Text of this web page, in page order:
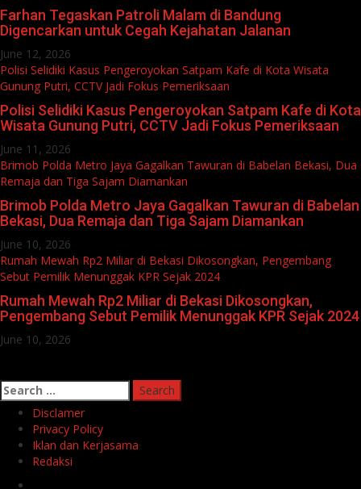
Farhan Tegaskan Patroli Malam di Bandung
Digencarkan untuk Cegah Kejahatan Jalanan
June 12, 2026
Polisi Selidiki Kasus Pengeroyokan Satpam Kafe di Kota Wisata
Gunung Putri, CCTV Jadi Fokus Pemeriksaan
Polisi Selidiki Kasus Pengeroyokan Satpam Kafe di Kota
Wisata Gunung Putri, CCTV Jadi Fokus Pemeriksaan
June 11, 2026
Brimob Polda Metro Jaya Gagalkan Tawuran di Babelan Bekasi, Dua
Remaja dan Tiga Sajam Diamankan
Brimob Polda Metro Jaya Gagalkan Tawuran di Babelan
Bekasi, Dua Remaja dan Tiga Sajam Diamankan
June 10, 2026
Rumah Mewah Rp2 Miliar di Bekasi Dikosongkan, Pengembang
Sebut Pemilik Menunggak KPR Sejak 2024
Rumah Mewah Rp2 Miliar di Bekasi Dikosongkan,
Pengembang Sebut Pemilik Menunggak KPR Sejak 2024
June 10, 2026
Search
for:
Disclamer
Privacy Policy
Iklan dan Kerjasama
Redaksi